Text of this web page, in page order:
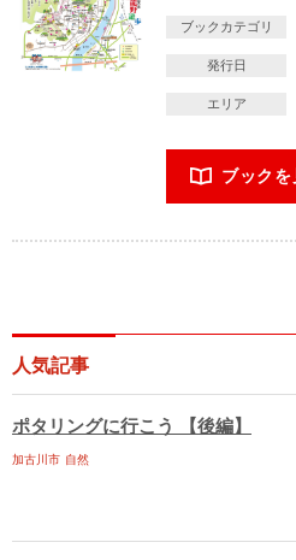
ブックカテゴリ
発行日
エリア
ブックを
人気記事
ポタリングに行こう 【後編】
加古川市 自然